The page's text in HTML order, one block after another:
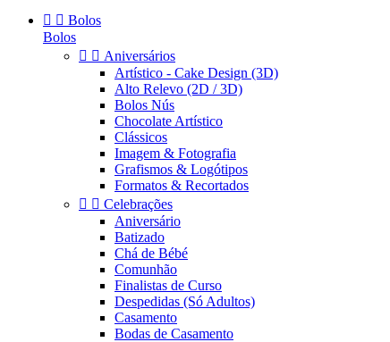
  Bolos
Bolos
  Aniversários
Artístico - Cake Design (3D)
Alto Relevo (2D / 3D)
Bolos Nús
Chocolate Artístico
Clássicos
Imagem & Fotografia
Grafismos & Logótipos
Formatos & Recortados
  Celebrações
Aniversário
Batizado
Chá de Bébé
Comunhão
Finalistas de Curso
Despedidas (Só Adultos)
Casamento
Bodas de Casamento